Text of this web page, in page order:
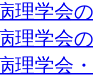
理学会
理学会
理学会